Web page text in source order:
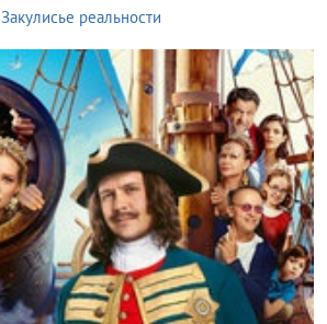
Закулисье реальности